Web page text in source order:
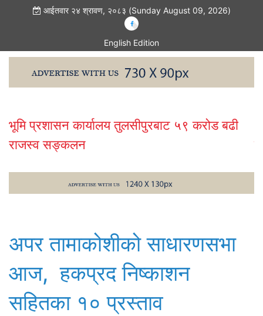
आईतवार २४ श्रावण, २०८३ (Sunday August 09, 2026)
English Edition
भूमि प्रशासन कार्यालय तुलसीपुरबाट ५९ करोड बढी
राजस्व सङ्कलन
अपर तामाकोशीको साधारणसभा
आज, हकप्रद निष्काशन
सहितका १० प्रस्ताव